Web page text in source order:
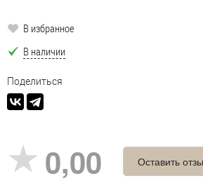
В избранное
В наличии
Поделиться
0,00 Оставить